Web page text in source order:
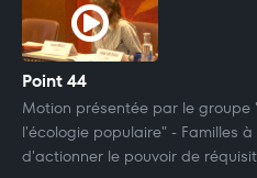
Point 44
Motion présentée par le groupe
l'écologie populaire" - Familles
d'actionner le pouvoir de